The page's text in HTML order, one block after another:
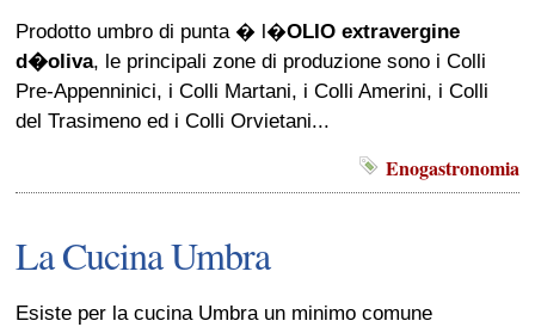
Prodotto umbro di punta � l�OLIO extravergine
d�oliva, le principali zone di produzione sono i Colli
Pre-Appenninici, i Colli Martani, i Colli Amerini, i Colli
del Trasimeno ed i Colli Orvietani...
Enogastronomia
La Cucina Umbra
Esiste per la cucina Umbra un minimo comune